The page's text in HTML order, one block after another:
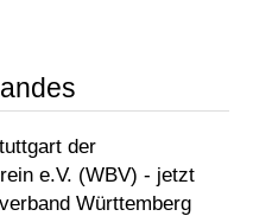
der
e.V. (WBV) - jetzt
Württemberg